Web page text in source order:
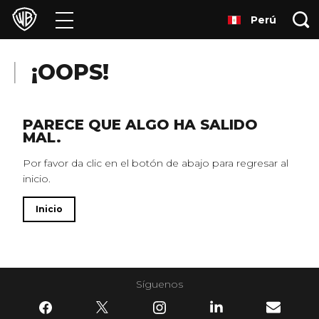
Películas
Franquicias
Colecciones
Noticias
HBO Max
Perú
¡OOPS!
PARECE QUE ALGO HA SALIDO
MAL.
Por favor da clic en el botón de abajo para regresar al
inicio.
Inicio
Síguenos